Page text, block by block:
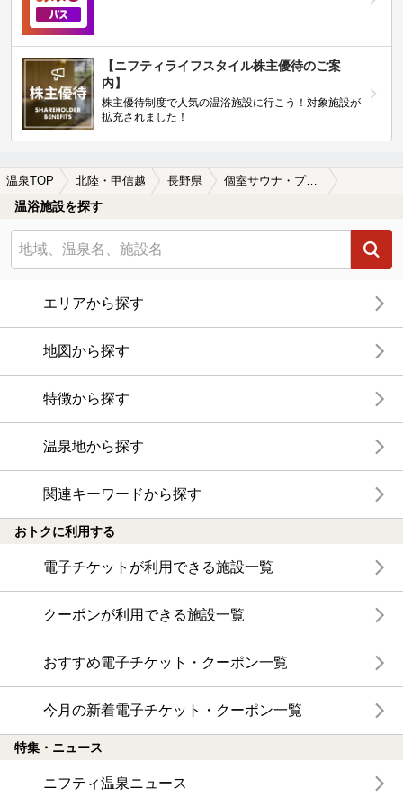
【ニフティライフスタイル株主優待のご案
内】
株主優待制度で人気の温浴施設に行こう！対象施設が
拡充されました！
温泉TOP 北陸・甲信越 長野県 個室サウナ・プライベートサウナがある長野県の温泉、日帰り温泉、スーパー銭湯おすすめ
温浴施設を探す
エリアから探す
地図から探す
特徴から探す
温泉地から探す
関連キーワードから探す
おトクに利用する
電子チケットが利用できる施設一覧
クーポンが利用できる施設一覧
おすすめ電子チケット・クーポン一覧
今月の新着電子チケット・クーポン一覧
特集・ニュース
ニフティ温泉ニュース